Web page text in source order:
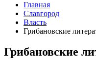
Главная
Славгород
Власть
Грибановские
Грибановские